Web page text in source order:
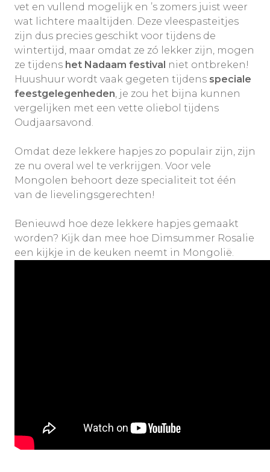
vet en vullend mogelijk en ’s zomers juist weer
wat lichtere maaltijden. Deze vleespasteitjes
zijn dus precies geschikt voor tijdens de
wintertijd, maar omdat ze zó lekker zijn, mogen
ze tijdens het Nadaam festival niet ontbreken!
Huushuur wordt vaak gegeten tijdens speciale
feestgelegenheden, je zou het bijna kunnen
vergelijken met een vette oliebol tijdens
Oudjaarsavond.
Omdat deze lekkere hapjes zo populair zijn, zijn
ze nu overal wel te verkrijgen. Voor vele
Mongolen behoort deze specialiteit tot één
van de lievelingsgerechten!
Benieuwd hoe deze lekkere hapjes gemaakt
worden? Kijk dan mee hoe Dimsummer Rosalie
een kijkje in de keuken neemt in Mongolië.